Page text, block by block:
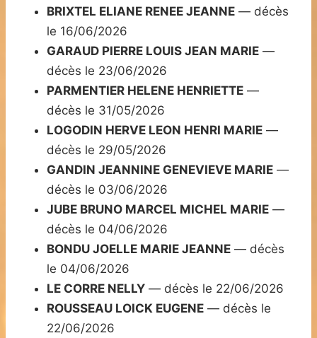
BRIXTEL ELIANE RENEE JEANNE — décès
le 16/06/2026
GARAUD PIERRE LOUIS JEAN MARIE —
décès le 23/06/2026
PARMENTIER HELENE HENRIETTE —
décès le 31/05/2026
LOGODIN HERVE LEON HENRI MARIE —
décès le 29/05/2026
GANDIN JEANNINE GENEVIEVE MARIE —
décès le 03/06/2026
JUBE BRUNO MARCEL MICHEL MARIE —
décès le 04/06/2026
BONDU JOELLE MARIE JEANNE — décès
le 04/06/2026
LE CORRE NELLY — décès le 22/06/2026
ROUSSEAU LOICK EUGENE — décès le
22/06/2026